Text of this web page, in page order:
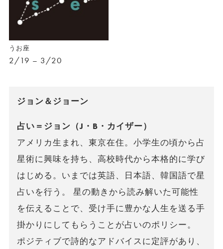
うお座
2/19 – 3/20
ジョン＆ジョーン
占い＝ジョン（J・B・カイザー）
アメリカ生まれ、東京在住。小学生の頃から占
星術に興味を持ち、高校時代から本格的に学び
はじめる。いまでは英語、日本語、韓国語で星
占いを行う。 星の動きから読み解いた可能性
を伝えることで、受け手に豊かな人生を送る手
掛かりにしてもらうことが占いのポリシー。
ポジティブで詩的なアドバイスに定評があり、